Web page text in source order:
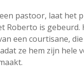
pastoor, laat het
Roberto is gebeurd.
een courtisane,
ze hem zijn hele